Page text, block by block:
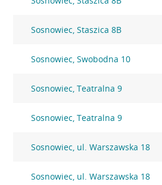
Sosnowiec, Staszica 8B
Sosnowiec, Swobodna 10
Sosnowiec, Teatralna 9
Sosnowiec, Teatralna 9
Sosnowiec, ul. Warszawska 18
Sosnowiec, ul. Warszawska 18